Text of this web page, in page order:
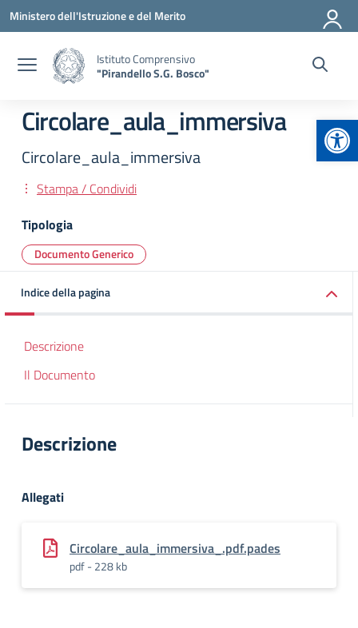
Vai ai contenuti
Vai al menu di navigazione
Vai al footer
Ministero dell'Istruzione e del Merito
Istituto Comprensivo
"Pirandello S.G. Bosco"
Circolare_aula_immersiva
Circolare_aula_immersiva
Stampa / Condividi
Tipologia
Documento Generico
Indice della pagina
Descrizione
Il Documento
Descrizione
Allegati
Circolare_aula_immersiva_.pdf.pades
pdf - 228 kb